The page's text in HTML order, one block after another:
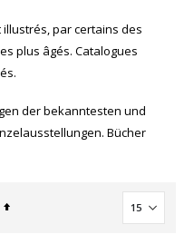
par certains des
plus âgés. Catalogues
der bekanntesten und
Bücher
Imposta